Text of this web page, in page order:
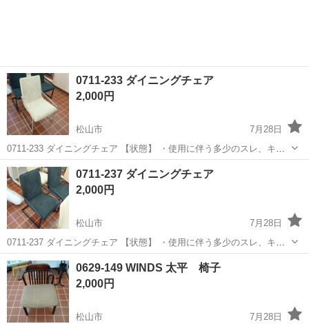
0711-233 ダイニングチェア
2,000円
松山市
7月28日
0711-233 ダイニングチェア 【状態】 ・使用に伴う多少のスレ、キ
ズ、落としきれない汚れなどございます ・詳細は現地でご確認くださ
い ・お値引きは出来かねますのでご了承願います ※中古品のため、状
態に...
愛媛 松山市 現地
0711-237 ダイニングチェア
2,000円
松山市
7月28日
0711-237 ダイニングチェア 【状態】 ・使用に伴う多少のスレ、キ
ズ、落としきれない汚れなどございます ・詳細は現地でご確認くださ
い ・お値引きは出来かねますのでご了承願います ※中古品のため、状
態に...
愛媛 松山市
0629-149 WINDS 太平 椅子
2,000円
松山市
7月28日